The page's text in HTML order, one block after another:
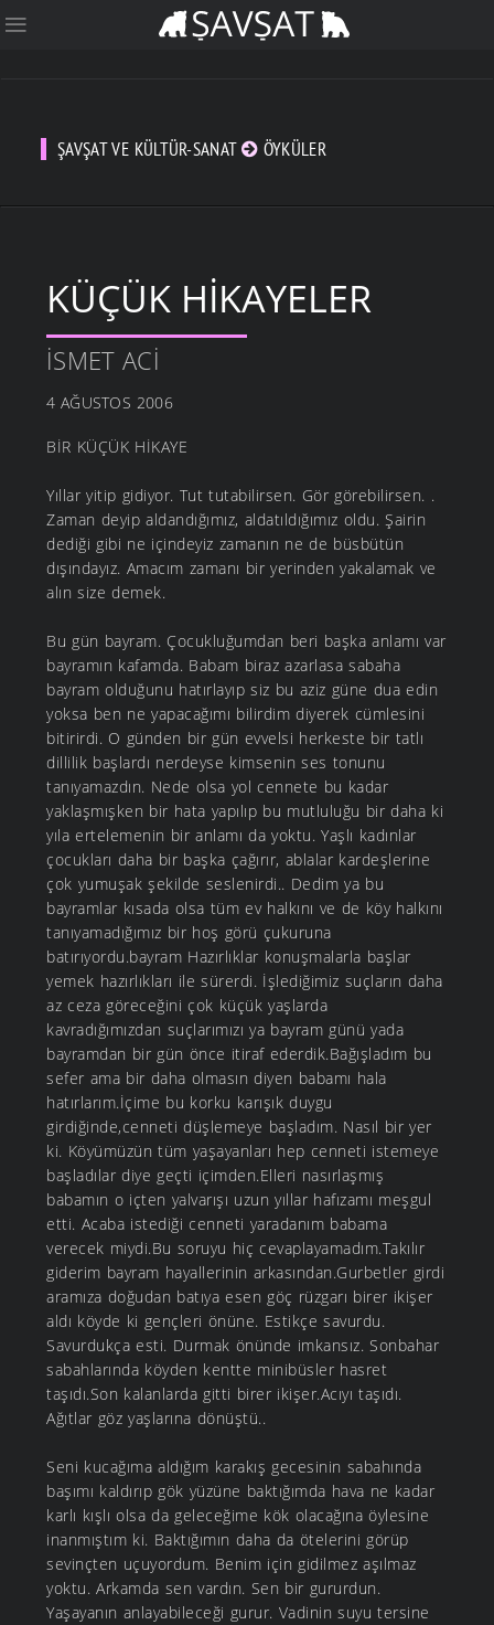
ŞAVŞAT VE KÜLTÜR-SANAT ÖYKÜLER
KÜÇÜK HİKAYELER
İSMET ACI
4 AĞUSTOS 2006
BİR KÜÇÜK HİKAYE
Yıllar yitip gidiyor. Tut tutabilirsen. Gör görebilirsen. .
Zaman deyip aldandığımız, aldatıldığımız oldu. Şairin
dediği gibi ne içindeyiz zamanın ne de büsbütün
dışındayız. Amacım zamanı bir yerinden yakalamak ve
alın size demek.
Bu gün bayram. Çocukluğumdan beri başka anlamı var
bayramın kafamda. Babam biraz azarlasa sabaha
bayram olduğunu hatırlayıp siz bu aziz güne dua edin
yoksa ben ne yapacağımı bilirdim diyerek cümlesini
bitirirdi. O günden bir gün evvelsi herkeste bir tatlı
dillilik başlardı nerdeyse kimsenin ses tonunu
tanıyamazdın. Nede olsa yol cennete bu kadar
yaklaşmışken bir hata yapılıp bu mutluluğu bir daha ki
yıla ertelemenin bir anlamı da yoktu. Yaşlı kadınlar
çocukları daha bir başka çağırır, ablalar kardeşlerine
çok yumuşak şekilde seslenirdi.. Dedim ya bu
bayramlar kısada olsa tüm ev halkını ve de köy halkını
tanıyamadığımız bir hoş görü çukuruna
batırıyordu.bayram Hazırlıklar konuşmalarla başlar
yemek hazırlıkları ile sürerdi. İşlediğimiz suçların daha
az ceza göreceğini çok küçük yaşlarda
kavradığımızdan suçlarımızı ya bayram günü yada
bayramdan bir gün önce itiraf ederdik.Bağışladım bu
sefer ama bir daha olmasın diyen babamı hala
hatırlarım.İçime bu korku karışık duygu
girdiğinde,cenneti düşlemeye başladım. Nasıl bir yer
ki. Köyümüzün tüm yaşayanları hep cenneti istemeye
başladılar diye geçti içimden.Elleri nasırlaşmış
babamın o içten yalvarışı uzun yıllar hafızamı meşgul
etti. Acaba istediği cenneti yaradanım babama
verecek miydi.Bu soruyu hiç cevaplayamadım.Takılır
giderim bayram hayallerinin arkasından.Gurbetler girdi
aramıza doğudan batıya esen göç rüzgarı birer ikişer
aldı köyde ki gençleri önüne. Estikçe savurdu.
Savurdukça esti. Durmak önünde imkansız. Sonbahar
sabahlarında köyden kentte minibüsler hasret
taşıdı.Son kalanlarda gitti birer ikişer.Acıyı taşıdı.
Ağıtlar göz yaşlarına dönüştü..
Seni kucağıma aldığım karakış gecesinin sabahında
başımı kaldırıp gök yüzüne baktığımda hava ne kadar
karlı kışlı olsa da geleceğime kök olacağına öylesine
inanmıştım ki. Baktığımın daha da ötelerini görüp
sevinçten uçuyordum. Benim için gidilmez aşılmaz
yoktu. Arkamda sen vardın. Sen bir gururdun.
Yaşayanın anlayabileceği gurur. Vadinin suyu tersine